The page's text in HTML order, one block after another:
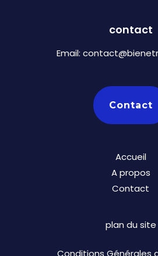
contact
Email:
Contact
Accueil
A propos
Contact
plan du site
Conditions Générales